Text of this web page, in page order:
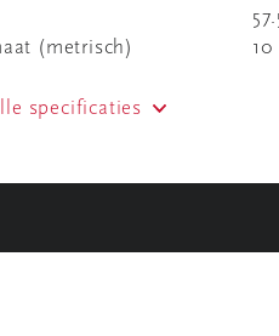
(metrisch)
10
specificaties